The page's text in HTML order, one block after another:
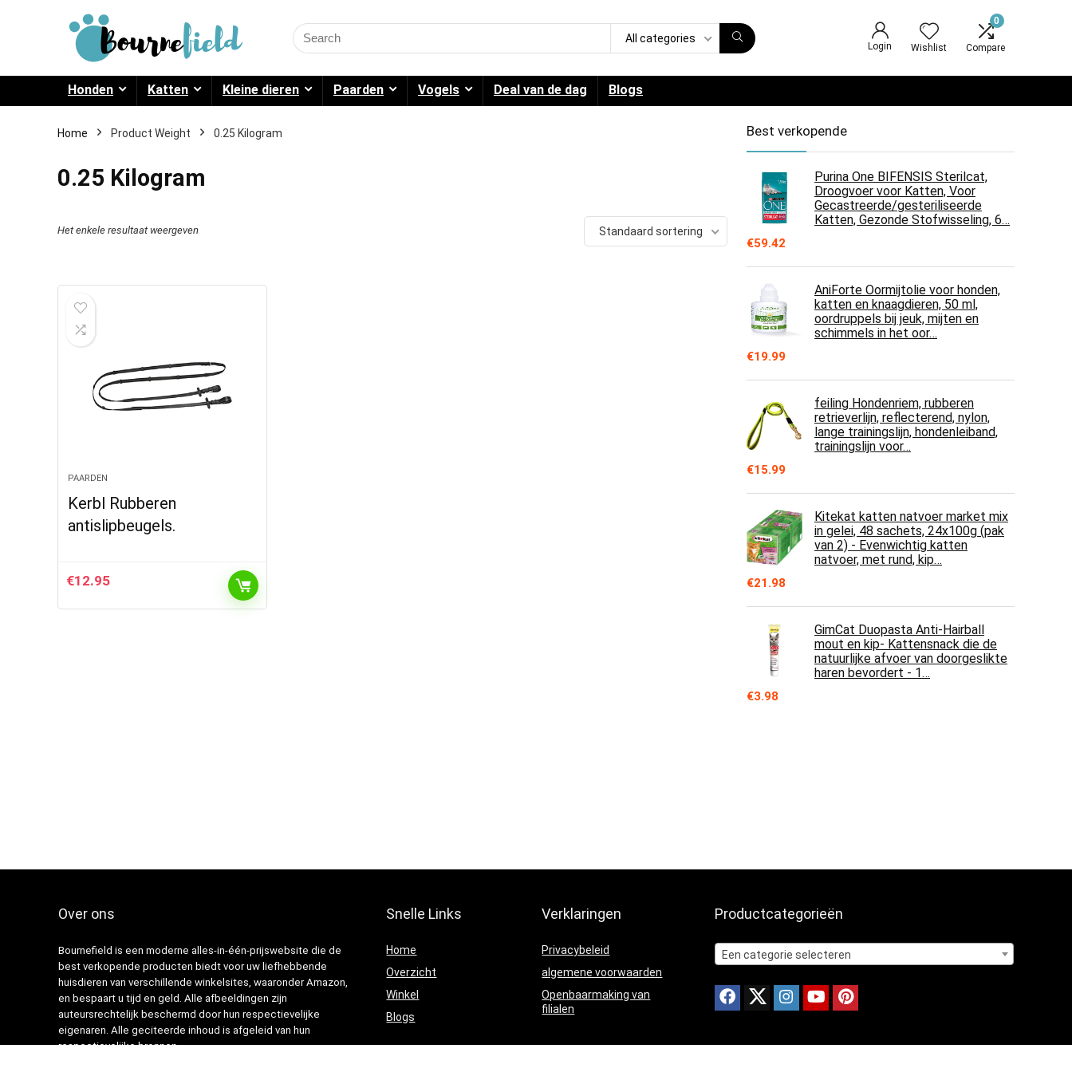
Search
for:
All categories
Login Wishlist
0
Compare
Honden Katten Kleine dieren Paarden Vogels Deal van de dag Blogs
Home Product Weight 0.25 Kilogram
0.25 Kilogram
Het enkele resultaat weergeven Standaard sortering
PAARDEN
Kerbl Rubberen
antislipbeugels.
€12.95
Best verkopende
Purina One BIFENSIS Sterilcat,
Droogvoer voor Katten, Voor
Gecastreerde/gesteriliseerde
Katten, Gezonde Stofwisseling, 6…
€59.42
AniForte Oormijtolie voor honden,
katten en knaagdieren, 50 ml,
oordruppels bij jeuk, mijten en
schimmels in het oor…
€19.99
feiling Hondenriem, rubberen
retrieverlijn, reflecterend, nylon,
lange trainingslijn, hondenleiband,
trainingslijn voor…
€15.99
Kitekat katten natvoer market mix
in gelei, 48 sachets, 24x100g (pak
van 2) - Evenwichtig katten
natvoer, met rund, kip…
€21.98
GimCat Duopasta Anti-Hairball
mout en kip- Kattensnack die de
natuurlijke afvoer van doorgeslikte
haren bevordert - 1…
€3.98
Over ons
Bournefield is een moderne alles-in-één-prijswebsite die de
best verkopende producten biedt voor uw liefhebbende
huisdieren van verschillende winkelsites, waaronder Amazon,
en bespaart u tijd en geld. Alle afbeeldingen zijn
auteursrechtelijk beschermd door hun respectievelijke
eigenaren. Alle geciteerde inhoud is afgeleid van hun
respectievelijke bronnen.
Snelle Links
Home
Overzicht
Winkel
Blogs
Verklaringen
Privacybeleid
algemene voorwaarden
Openbaarmaking van
filialen
Productcategorieën
Een categorie selecteren